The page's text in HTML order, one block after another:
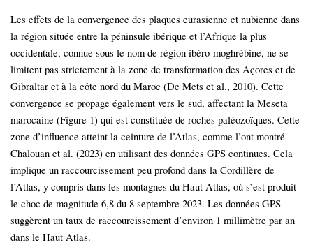
Les effets de la convergence des plaques eurasienne et nubienne dans
la région située entre la péninsule ibérique et l’Afrique la plus
occidentale, connue sous le nom de région ibéro-moghrébine, ne se
limitent pas strictement à la zone de transformation des Açores et de
Gibraltar et à la côte nord du Maroc (De Mets et al., 2010). Cette
convergence se propage également vers le sud, affectant la Meseta
marocaine (Figure 1) qui est constituée de roches paléozoïques. Cette
zone d’influence atteint la ceinture de l’Atlas, comme l’ont montré
Chalouan et al. (2023) en utilisant des données GPS continues. Cela
implique un raccourcissement peu profond dans la Cordillère de
l’Atlas, y compris dans les montagnes du Haut Atlas, où s’est produit
le choc de magnitude 6,8 du 8 septembre 2023. Les données GPS
suggèrent un taux de raccourcissement d’environ 1 millimètre par an
dans le Haut Atlas.